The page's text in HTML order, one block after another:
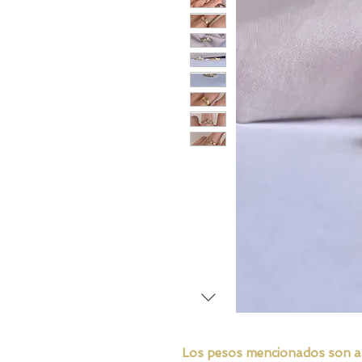
Los pesos mencionados son